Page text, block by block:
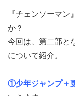
『チェンソーマ
か？
今回は、第二部と
について紹介。
①少年ジャンプ＋